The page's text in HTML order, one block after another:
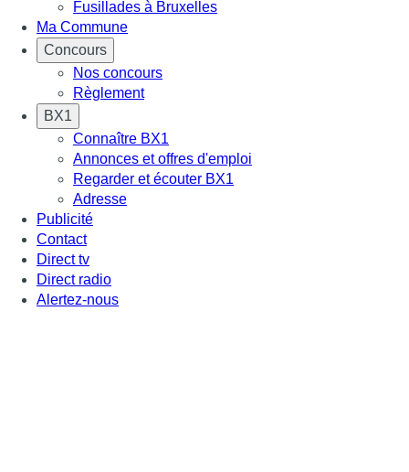
Fusillades à Bruxelles
Ma Commune
Concours
Nos concours
Règlement
BX1
Connaître BX1
Annonces et offres d'emploi
Regarder et écouter BX1
Adresse
Publicité
Contact
Direct tv
Direct radio
Alertez-nous